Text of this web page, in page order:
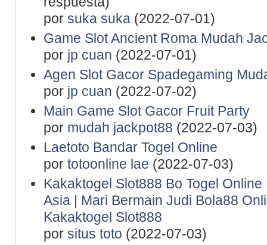
por suka suka(2022-07-01)
Game Slot Ancient Roma Mudah
por jp cuan (2022-07-01)
Agen Slot Gacor Spadegaming
por jp cuan (2022-07-02)
Main Game Slot Gacor Fruit Party
por mudah jackpot88 (2022-07-03)
Laetoto Bandar Togel Online
por totoonline lae (2022-07-03)
Kakaktogel Slot888 Bo Togel
Asia | Mari Bermain Judi Bola88
Kakaktogel Slot888
por situs toto (2022-07-03)